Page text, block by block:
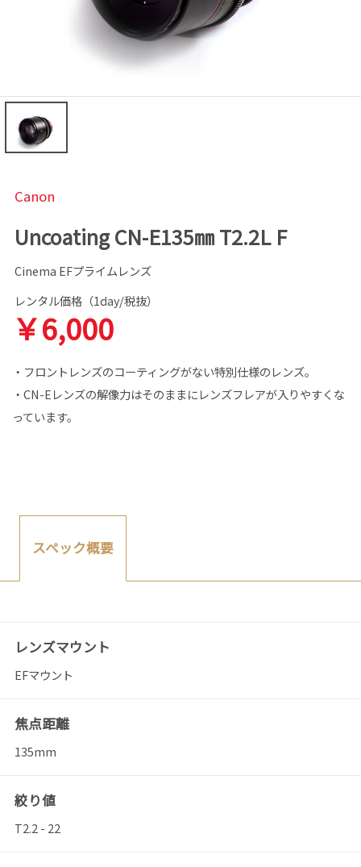
Canon
Uncoating CN-E135㎜ T2.2L F
Cinema EFプライムレンズ
レンタル価格（1day/税抜）
￥6,000
・フロントレンズのコーティングがない特別仕様のレンズ。
・CN-Eレンズの解像力はそのままにレンズフレアが入りやすくな
っています。
スペック概要
レンズマウント
EFマウント
焦点距離
135mm
絞り値
T2.2 - 22